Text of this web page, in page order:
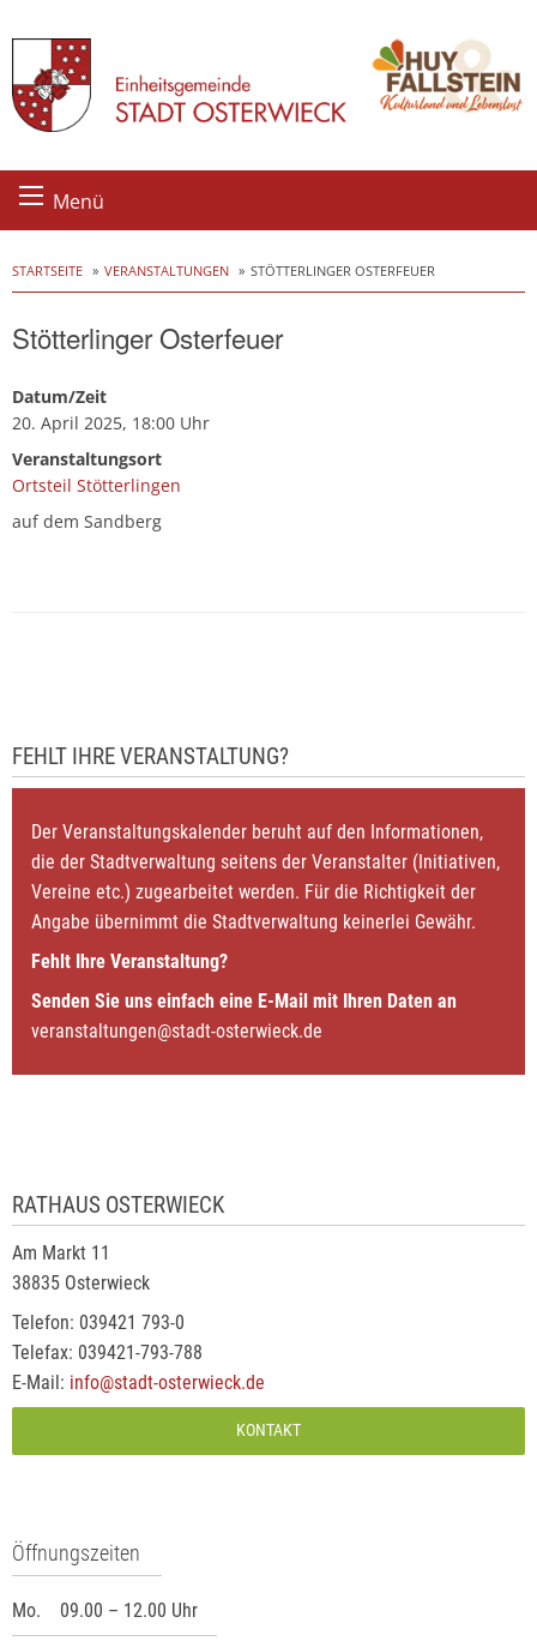
Skip
Menü
STARTSEITE VERANSTALTUNGEN STÖTTERLINGER OSTERFEUER
Stötterlinger Osterfeuer
Datum/Zeit
20. April 2025, 18:00 Uhr
Veranstaltungsort
Ortsteil Stötterlingen
auf dem Sandberg
FEHLT IHRE VERANSTALTUNG?
Der Veranstaltungskalender beruht auf den Informationen,
die der Stadtverwaltung seitens der Veranstalter (Initiativen,
Vereine etc.) zugearbeitet werden. Für die Richtigkeit der
Angabe übernimmt die Stadtverwaltung keinerlei Gewähr.
Fehlt Ihre Veranstaltung?
Senden Sie uns einfach eine E-Mail mit Ihren Daten an
veranstaltungen@stadt-osterwieck.de
RATHAUS OSTERWIECK
Am Markt 11
38835 Osterwieck
Telefon: 039421 793-0
Telefax: 039421-793-788
E-Mail: info@stadt-osterwieck.de
KONTAKT
Öffnungszeiten
Mo. 09.00 – 12.00 Uhr